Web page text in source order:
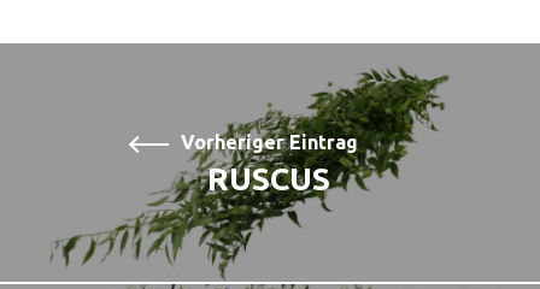
Vorheriger Eintrag
RUSCUS